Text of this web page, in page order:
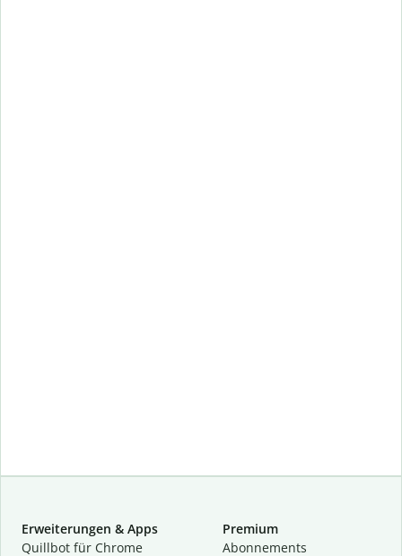
Erweiterungen & Apps
Quillbot für Chrome
Premium
Abon­ne­ments